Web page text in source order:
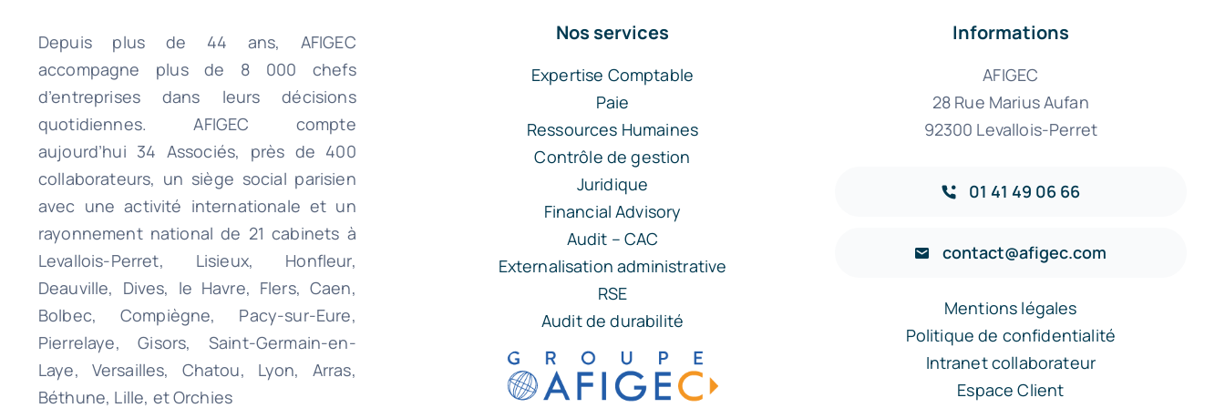
Depuis plus de 44 ans, AFIGEC
accompagne plus de 8 000 chefs
d’entreprises dans leurs décisions
quotidiennes. AFIGEC compte
aujourd’hui 34 Associés, près de 400
collaborateurs, un siège social parisien
avec une activité internationale et un
rayonnement national de 21 cabinets à
Levallois-Perret, Lisieux, Honfleur,
Deauville, Dives, le Havre, Flers, Caen,
Bolbec, Compiègne, Pacy-sur-Eure,
Pierrelaye, Gisors, Saint-Germain-en-
Laye, Versailles, Chatou, Lyon, Arras,
Béthune, Lille, et Orchies
Nos services
Expertise Comptable
Paie
Ressources Humaines
Contrôle de gestion
Juridique
Financial Advisory
Audit – CAC
Externalisation administrative
RSE
Audit de durabilité
Informations
AFIGEC
28 Rue Marius Aufan
92300 Levallois-Perret
01 41 49 06 66
contact@afigec.com
Mentions légales
Politique de confidentialité
Intranet collaborateur
Espace Client